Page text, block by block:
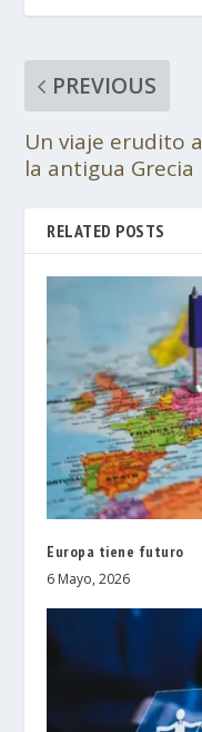
PREVIOUS
Un viaje erudito a
la antigua Grecia
RELATED POSTS
Europa tiene futuro
6 Mayo, 2026